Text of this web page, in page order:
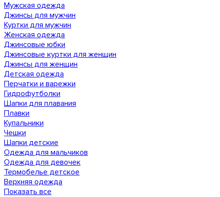
Мужская одежда
Джинсы для мужчин
Куртки для мужчин
Женская одежда
Джинсовые юбки
Джинсовые куртки для женщин
Джинсы для женщин
Детская одежда
Перчатки и варежки
Гидрофутболки
Шапки для плавания
Плавки
Купальники
Чешки
Шапки детские
Одежда для мальчиков
Одежда для девочек
Термобелье детское
Верхняя одежда
Показать все